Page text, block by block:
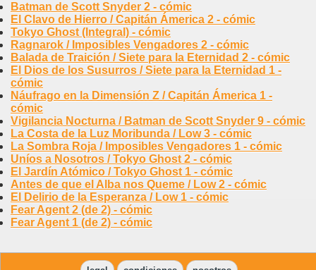
Batman de Scott Snyder 2 - cómic
El Clavo de Hierro / Capitán Ámerica 2 - cómic
Tokyo Ghost (Integral) - cómic
Ragnarok / Imposibles Vengadores 2 - cómic
Balada de Traición / Siete para la Eternidad 2 - cómic
El Dios de los Susurros / Siete para la Eternidad 1 -
cómic
Náufrago en la Dimensión Z / Capitán Ámerica 1 -
cómic
Vigilancia Nocturna / Batman de Scott Snyder 9 - cómic
La Costa de la Luz Moribunda / Low 3 - cómic
La Sombra Roja / Imposibles Vengadores 1 - cómic
Uníos a Nosotros / Tokyo Ghost 2 - cómic
El Jardín Atómico / Tokyo Ghost 1 - cómic
Antes de que el Alba nos Queme / Low 2 - cómic
El Delirio de la Esperanza / Low 1 - cómic
Fear Agent 2 (de 2) - cómic
Fear Agent 1 (de 2) - cómic